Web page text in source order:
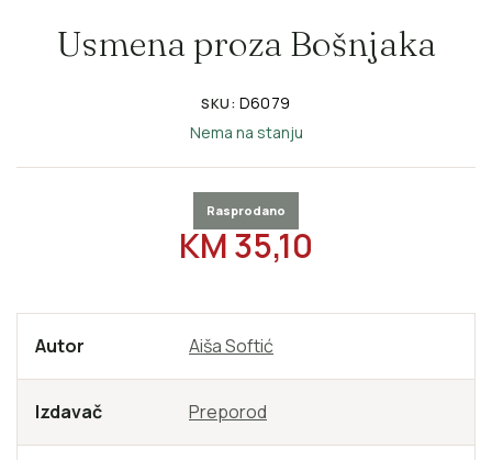
Usmena proza Bošnjaka
SKU: D6079
Nema na stanju
REDOVNA CIJENA
KM 35,10
Rasprodano
Autor Aiša Softić
Izdavač Preporod